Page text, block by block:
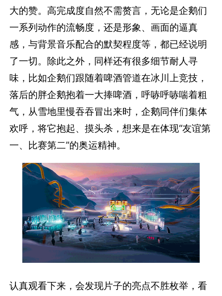
大的赞。高完成度自然不需赘言，无论是企鹅们
一系列动作的流畅度，还是形象、画面的逼真
感，与背景音乐配合的默契程度等，都已经说明
了一切。除此之外，同样还有很多细节耐人寻
味，比如企鹅们跟随着啤酒管道在冰川上竞技，
落后的胖企鹅抱着一大捧啤酒，呼哧呼哧喘着粗
气，从雪地里慢吞吞冒出来时，企鹅同伴们集体
欢呼，将它抱起、摸头杀，想来是在体现“友谊第
一、比赛第二”的奥运精神。
认真观看下来，会发现片子的亮点不胜枚举，看